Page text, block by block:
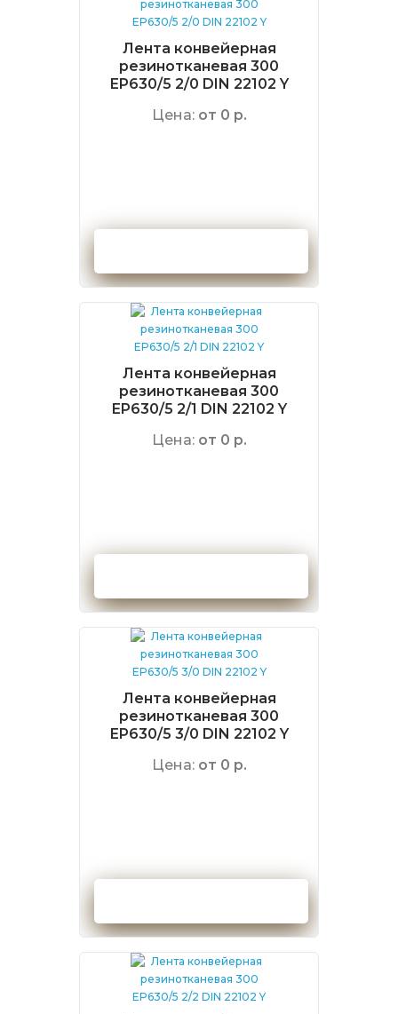
Лента конвейерная
резинотканевая 300
EP630/5 2/0 DIN 22102 Y
Цена: от 0 р.
Лента конвейерная
резинотканевая 300
EP630/5 2/1 DIN 22102 Y
Цена: от 0 р.
Лента конвейерная
резинотканевая 300
EP630/5 3/0 DIN 22102 Y
Цена: от 0 р.